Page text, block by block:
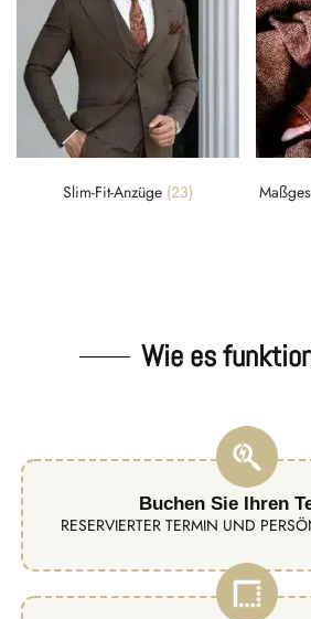
Slim-Fit-Anzüge (23)
Wie es
Buchen Sie Ihren
RESERVIERTER TERMIN UND